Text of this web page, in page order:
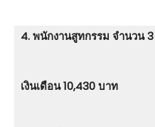
4. พนักงานสูทกรรม จำนวน
เงินเดือน 10,430 บาท